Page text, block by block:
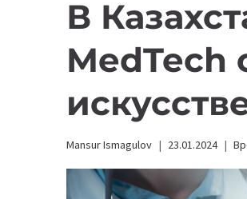
В
Mansur Ismagulov 23.01.2024